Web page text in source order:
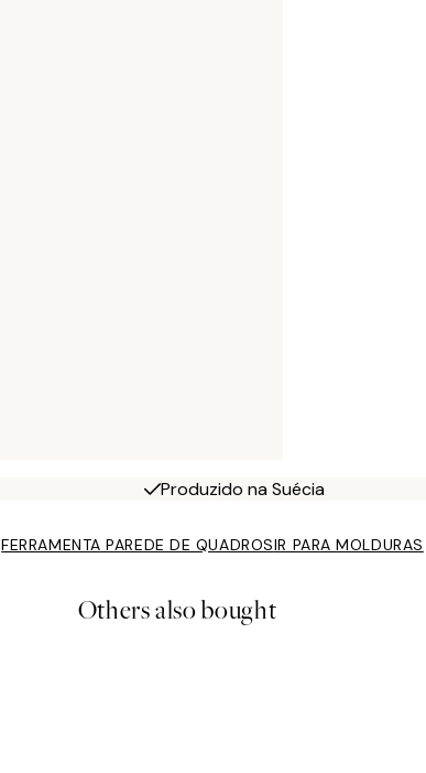
Produzido na Suécia
FERRAMENTA PAREDE DE QUADROSIR PARA MOLDURAS
Others also bought